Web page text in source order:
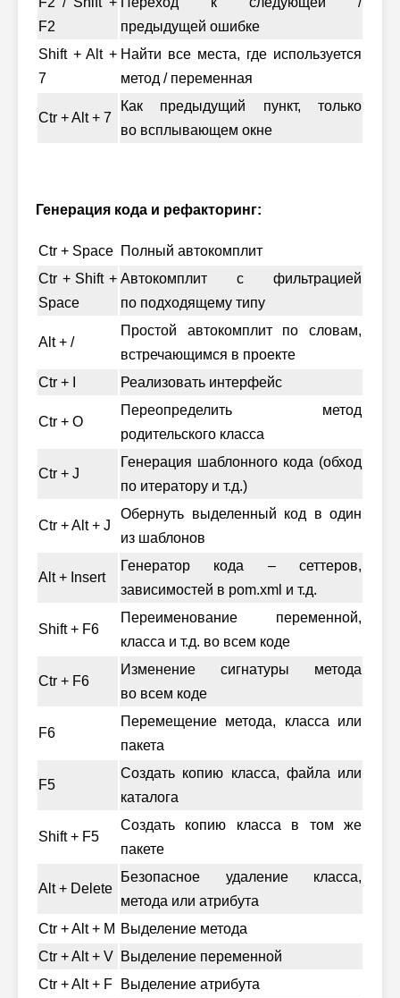
F2
предыдущей ошибке
Shift + Alt +
7
Найти все места, где используется
метод / переменная
Ctr + Alt + 7
Как предыдущий пункт, только
во всплывающем окне
Генерация кода и рефакторинг:
Ctr + Space Полный автокомплит
Ctr + Shift +
Space
Автокомплит с фильтрацией
по подходящему типу
Alt + /
Простой автокомплит по словам,
встречающимся в проекте
Ctr + I
Реализовать интерфейс
Ctr + O
Переопределить метод
родительского класса
Ctr + J
Генерация шаблонного кода (обход
по итератору и т.д.)
Ctr + Alt + J
Обернуть выделенный код в один
из шаблонов
Alt + Insert
Генератор кода – сеттеров,
зависимостей в pom.xml и т.д.
Shift + F6
Переименование переменной,
класса и т.д. во всем коде
Ctr + F6
Изменение сигнатуры метода
во всем коде
F6
Перемещение метода, класса или
пакета
F5
Создать копию класса, файла или
каталога
Shift + F5
Создать копию класса в том же
пакете
Alt + Delete
Безопасное удаление класса,
метода или атрибута
Ctr + Alt + M Выделение метода
Ctr + Alt + V Выделение переменной
Ctr + Alt + F
Выделение атрибута